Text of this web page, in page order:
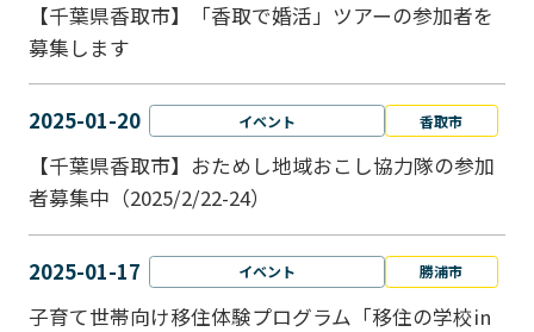
【千葉県香取市】「香取で婚活」ツアーの参加者を
募集します
2025-01-20 イベント 香取市
【千葉県香取市】おためし地域おこし協力隊の参加
者募集中（2025/2/22-24）
2025-01-17 イベント 勝浦市
子育て世帯向け移住体験プログラム「移住の学校in